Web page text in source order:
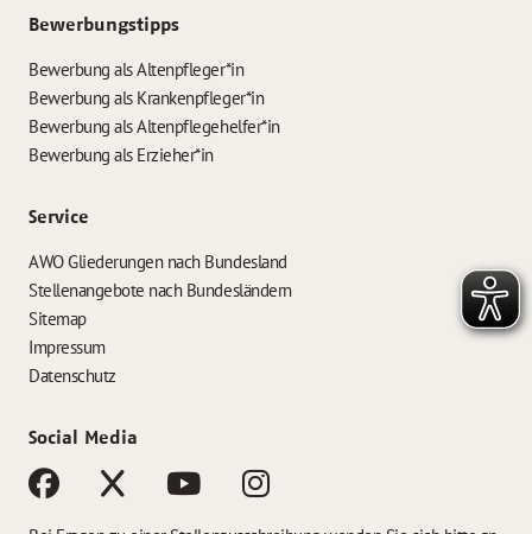
Bewerbungstipps
Bewerbung als Altenpfleger*in
Bewerbung als Krankenpfleger*in
Bewerbung als Altenpflegehelfer*in
Bewerbung als Erzieher*in
Service
AWO Gliederungen nach Bundesland
Stellenangebote nach Bundesländern
Sitemap
Impressum
Datenschutz
Social Media